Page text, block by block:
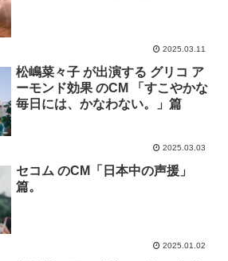
2025.03.11
松嶋菜々子 が出演する グリコ ア
ーモンド効果 のCM 「すこやかな
毎日には、かなわない。」篇
2025.03.03
セコム のCM「日本中の声援」
篇。
2025.01.02